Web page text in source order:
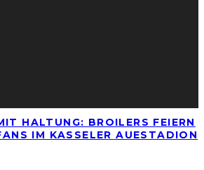
HALTUNG: BROILERS FEIERN
IM KASSELER AUESTADION